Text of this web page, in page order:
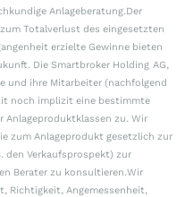
Anlageberatung.Der
Totalverlust des eingesetzten
erzielte Gewinne bieten
Die Smartbroker Holding AG,
und ihre Mitarbeiter (nachfolgend
noch implizit eine bestimmte
Anlageproduktklassen zu. Wir
zum Anlageprodukt gesetzlich zur
den Verkaufsprospekt) zur
Berater zu konsultieren.Wir
Richtigkeit, Angemessenheit,